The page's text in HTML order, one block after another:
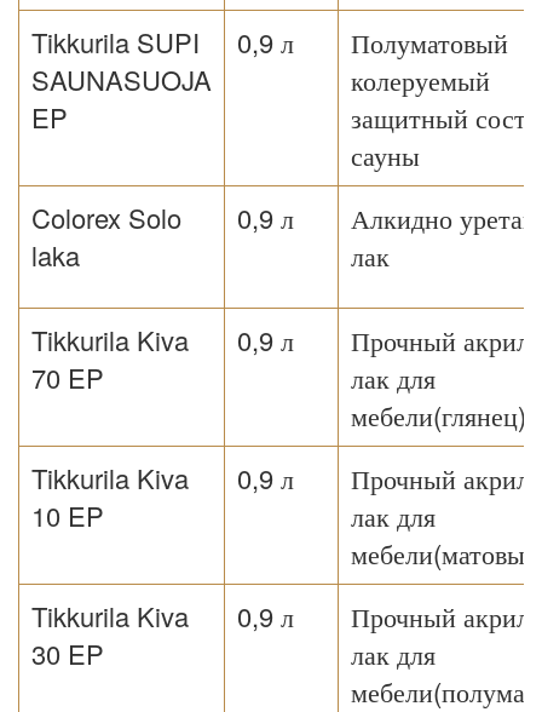
Tikkurila SUPI
SAUNASUOJA
EP
0,9 л
Полуматовый
колеруемый
защитный
сауны
Colorex Solo
laka
0,9 л
Алкидно
лак
Tikkurila Kiva
70 EP
0,9 л
Прочный
лак для
мебели(глянец)
Tikkurila Kiva
10 EP
0,9 л
Прочный
лак для
Tikkurila Kiva
30 EP
0,9 л
Прочный
лак для